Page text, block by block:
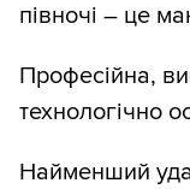
півночі – це
Професійна,
технологічно
Найменший